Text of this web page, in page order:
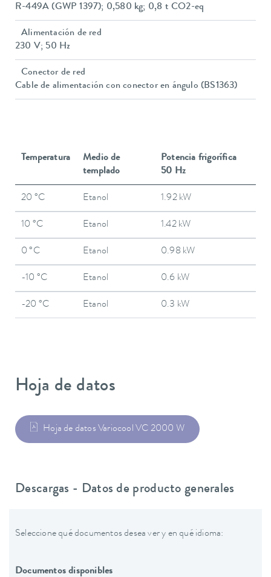
R-449A (GWP 1397); 0,580 kg; 0,8 t CO2-eq
Alimentación de red
230 V; 50 Hz
Conector de red
Cable de alimentación con conector en ángulo (BS1363)
Temperatura
Medio de
templado
Potencia frigorífica
50 Hz
20 °C Etanol 1.92 kW
10 °C Etanol 1.42 kW
0 °C Etanol 0.98 kW
-10 °C Etanol 0.6 kW
-20 °C Etanol 0.3 kW
Hoja de datos
Hoja de datos Variocool VC 2000 W
Descargas - Datos de producto generales
Seleccione qué documentos desea ver y en qué idioma:
Documentos disponibles